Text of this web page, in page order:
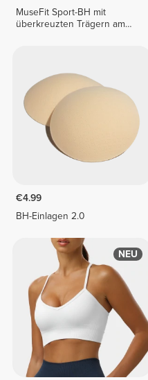
MuseFit Sport-BH mit
überkreuzten Trägern am
€4.99
BH-Einlagen 2.0
NEU